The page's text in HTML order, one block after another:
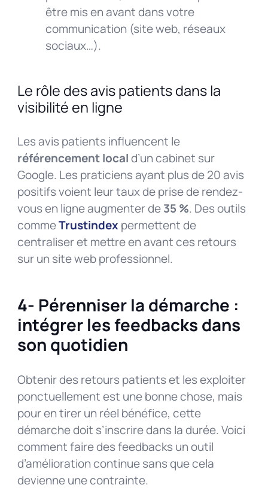
être mis en avant dans votre
communication (site web, réseaux
sociaux…).
Le rôle des avis patients dans la
visibilité en ligne
Les avis patients influencent le
référencement locald’un cabinet sur
Google. Les praticiens ayant plus de 20 avis
positifs voient leur taux de prise de rendez-
vous en ligne augmenter de35 %. Des outils
commeTrustindex permettent de
centraliser et mettre en avant ces retours
sur un site web professionnel.
4- Pérenniser la démarche :
intégrer les feedbacks dans
son quotidien
Obtenir des retours patients et les exploiter
ponctuellement est une bonne chose, mais
pour en tirer un réel bénéfice, cette
démarche doit s’inscrire dans la durée. Voici
comment faire des feedbacks un outil
d’amélioration continue sans que cela
devienne une contrainte.